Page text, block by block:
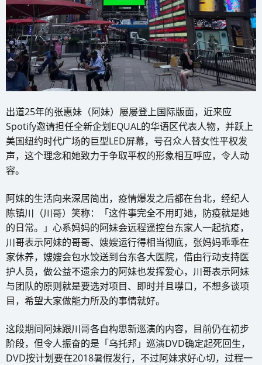
出道25年的张惠妹（阿妹）屡屡登上国际版面，近来应
Spotify邀请担任全新企划EQUAL的华语区代表人物，并跃上
美国纽约时代广场的巨型LED屏幕，号召众人替女性平权发
声，这个理念和她致力于争取平权的形象相互呼应，令人动
容。
阿妹的生活向来深居简出，疫情爆发之后都在台北，经纪人
陈镇川（川哥）笑称：「这件事完全不用盯她，防疫就是她
的日常。」心系妈妈的阿妹会远程遥控台东家人一起抗疫，
川哥表示阿妹的哥哥、嫂嫂运行得相当彻底，张妈妈乖乖在
家休养，嫂嫂会包水饺送到台东各大医院，借由行动支持医
护人员，做公益不遗余力的阿妹也发挥爱心，川哥表示阿妹
与团队的原则就是要选对项目、即时并且噤口，不想多谈项
目，希望大家做能力所及的事情就好。
这段期间阿妹跟川哥各自构思新巡演的内容，目前仍在初步
阶段，但令人振奋的是「乌托邦」巡演DVD确定起死回生，
DVD按计划要在2018暑假发行，不过阿妹求好心切，过程一